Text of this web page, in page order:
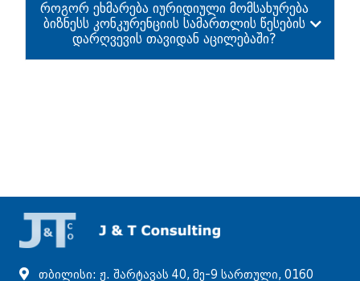
როგორ ეხმარება იურიდიული მომსახურება
ბიზნესს კონკურენციის სამართლის წესების
დარღვევის თავიდან აცილებაში?
თბილისი: ჟ. შარტავას 40, მე-9 სართული, 0160